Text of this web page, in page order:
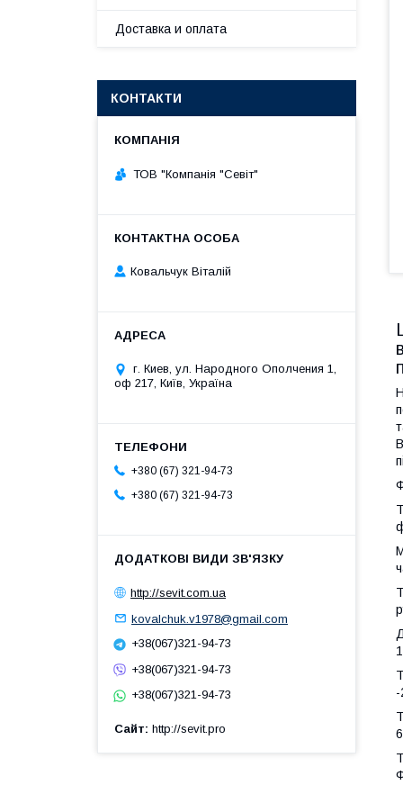
Доставка и оплата
КОНТАКТИ
ТОВ "Компанія "Севіт"
Ковальчук Віталій
г. Киев, ул. Народного Ополчения 1,
оф 217, Київ, Україна
+380 (67) 321-94-73
+380 (67) 321-94-73
http://sevit.com.ua
kovalchuk.v1978@gmail.com
+38(067)321-94-73
+38(067)321-94-73
+38(067)321-94-73
Сайт http://sevit.pro